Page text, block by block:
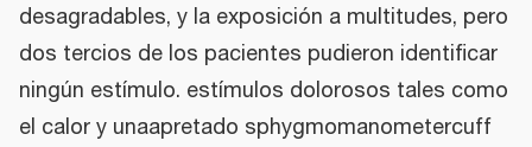
desagradables, y la exposición a multitudes, pero
dos tercios de los pacientes pudieron identificar
ningún estímulo. estímulos dolorosos tales como
el calor y unaapretado sphygmomanometercuff